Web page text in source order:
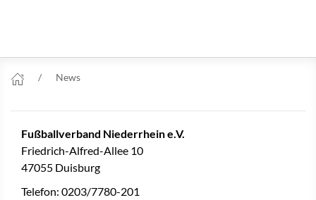
News
Fußballverband Niederrhein e.V.
Friedrich-Alfred-Allee 10
47055 Duisburg
Telefon: 0203/7780-201